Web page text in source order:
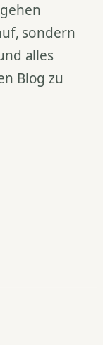
sondern
alles
Blog zu